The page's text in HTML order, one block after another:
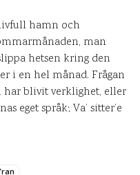
hamn och
man
hetsen kring den
i en hel månad. Frågan
har blivit verklighet, eller
eget språk; Va’ sitter’e